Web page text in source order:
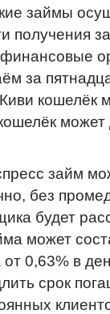
займы
получения
за
кошелёк
может
займ
без
будет
может
0,63% в
срок